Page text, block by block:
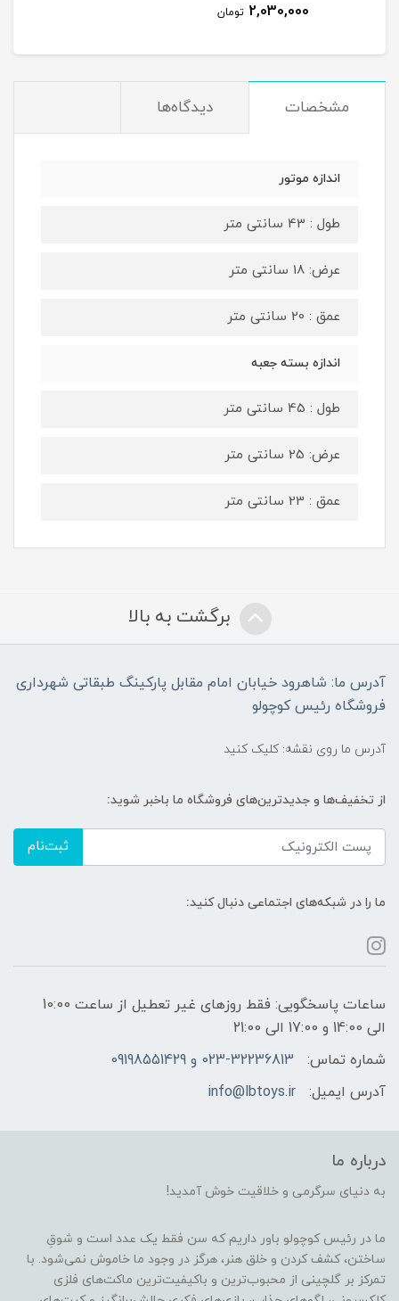
2,030,000 تومان
مشخصات دیدگاه‌ها
اندازه موتور
طول : 43 سانتی متر
عرض: 18 سانتی متر
عمق : 20 سانتی متر
اندازه بسته جعبه
طول : 45 سانتی متر
عرض: 25 سانتی متر
عمق : 23 سانتی متر
برگشت به بالا
آدرس ما: شاهرود خیابان امام مقابل پارکینگ طبقاتی شهرداری
فروشگاه رئیس کوچولو
آدرس ما روی نقشه: کلیک کنید
از تخفیف‌ها و جدیدترین‌های فروشگاه ما باخبر شوید:
ثبت‌نام
ما را در شبکه‌های اجتماعی دنبال کنید:
ساعات پاسخگویی: فقط روزهای غیر تعطیل از ساعت 10:00
الی 14:00 و 17:00 الی 21:00
شماره تماس:
023-32236813 و 09198551429
آدرس ایمیل:
info@lbtoys.ir
درباره ما
به دنیای سرگرمی و خلاقیت خوش آمدید!
ما در رئیس کوچولو باور داریم که سن فقط یک عدد است و شوقِ
ساختن، کشف کردن و خلق هنر، هرگز در وجود ما خاموش نمی‌شود. با
تمرکز بر گلچینی از محبوب‌ترین و باکیفیت‌ترین ماکت‌های فلزی